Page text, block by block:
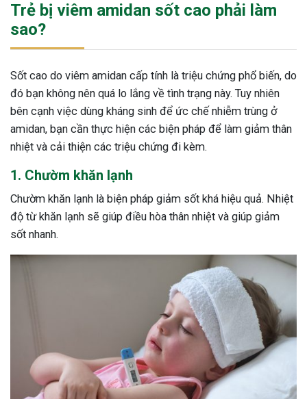
của chị em trở nên khô...
Trẻ bị viêm amidan sốt cao phải làm
sao?
Sốt cao do viêm amidan cấp tính là triệu chứng phổ biến, do
đó bạn không nên quá lo lắng về tình trạng này. Tuy nhiên
bên cạnh việc dùng kháng sinh để ức chế nhiễm trùng ở
amidan, bạn cần thực hiện các biện pháp để làm giảm thân
nhiệt và cải thiện các triệu chứng đi kèm.
1. Chườm khăn lạnh
Chườm khăn lạnh là biện pháp giảm sốt khá hiệu quả. Nhiệt
độ từ khăn lạnh sẽ giúp điều hòa thân nhiệt và giúp giảm
sốt nhanh.